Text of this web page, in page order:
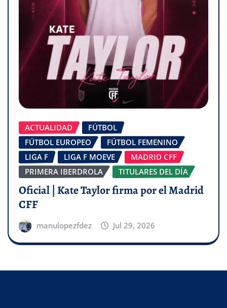
ACTUALIDAD
FÚTBOL
FÚTBOL EUROPEO
FÚTBOL FEMENINO
LIGA F
LIGA F MOEVE
MADRID CFF
PRIMERA IBERDROLA
TITULARES DEL DÍA
Oficial | Kate Taylor firma por el Madrid
CFF
manulopezfdez Jul 29, 2026